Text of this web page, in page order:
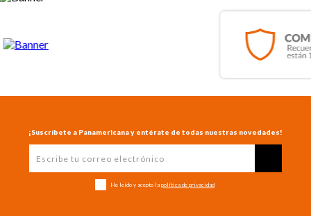
¡Suscríbete a Panamericana y entérate de todas nuestras novedades!
He leído y acepto la política de privacidad